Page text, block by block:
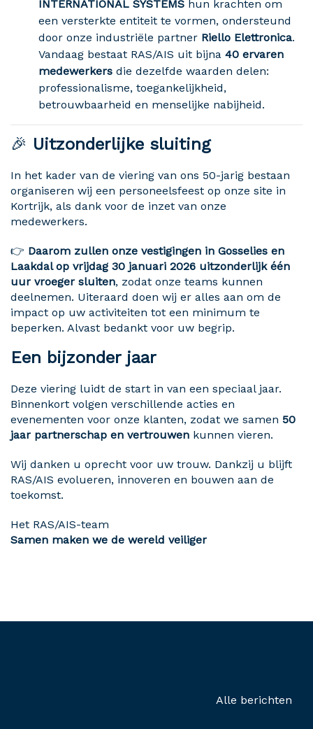
INTERNATIONAL SYSTEMS hun krachten om
een versterkte entiteit te vormen, ondersteund
door onze industriële partner Riello Elettronica.
Vandaag bestaat RAS/AIS uit bijna 40 ervaren
medewerkers die dezelfde waarden delen:
professionalisme, toegankelijkheid,
betrouwbaarheid en menselijke nabijheid.
🎉 Uitzonderlijke sluiting
In het kader van de viering van ons 50-jarig bestaan
organiseren wij een personeelsfeest op onze site in
Kortrijk, als dank voor de inzet van onze
medewerkers.
👉 Daarom zullen onze vestigingen in Gosselies en
Laakdal op vrijdag 30 januari 2026 uitzonderlijk één
uur vroeger sluiten, zodat onze teams kunnen
deelnemen. Uiteraard doen wij er alles aan om de
impact op uw activiteiten tot een minimum te
beperken. Alvast bedankt voor uw begrip.
Een bijzonder jaar
Deze viering luidt de start in van een speciaal jaar.
Binnenkort volgen verschillende acties en
evenementen voor onze klanten, zodat we samen 50
jaar partnerschap en vertrouwen kunnen vieren.
Wij danken u oprecht voor uw trouw. Dankzij u blijft
RAS/AIS evolueren, innoveren en bouwen aan de
toekomst.
Het RAS/AIS-team
Samen maken we de wereld veiliger
Alle berichten